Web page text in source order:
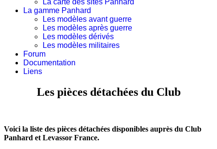
La carte des sites Panhard
La gamme Panhard
Les modèles avant guerre
Les modèles après guerre
Les modèles dérivés
Les modèles militaires
Forum
Documentation
Liens
Les pièces détachées du Club
Voici la liste des pièces détachées disponibles auprès du Club
Panhard et Levassor France.